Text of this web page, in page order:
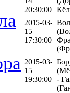
20:30:00
2015-03-
15
17:30:00
2015-03-
15
19:30:00
-